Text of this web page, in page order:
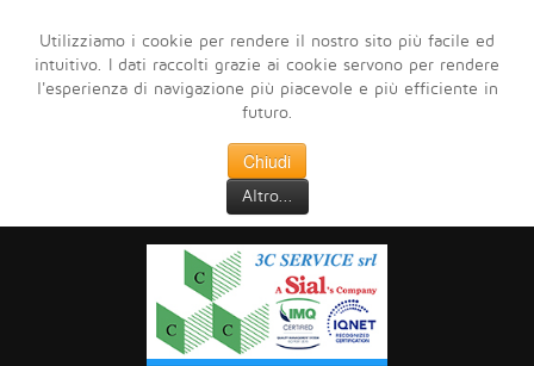
Utilizziamo i cookie per rendere il nostro sito più facile ed
intuitivo. I dati raccolti grazie ai cookie servono per rendere
l'esperienza di navigazione più piacevole e più efficiente in
futuro.
Chiudi
Altro...